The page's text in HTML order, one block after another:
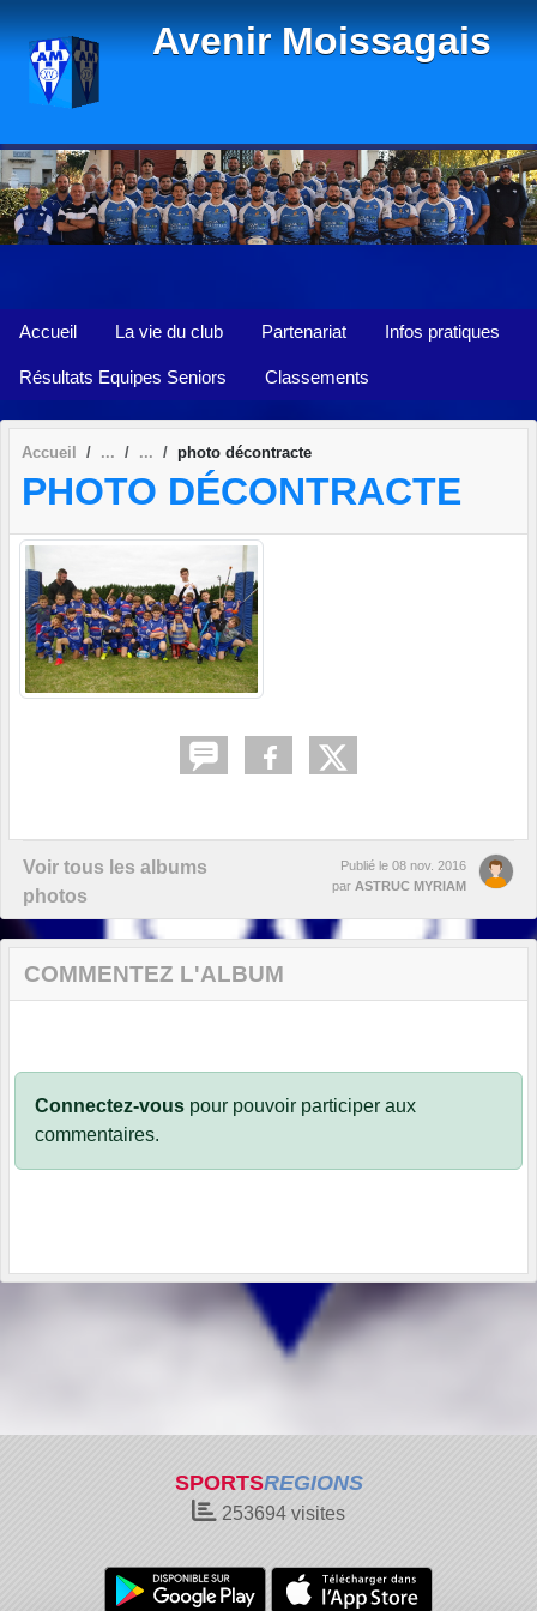
Avenir Moissagais
Accueil La vie du club Partenariat Infos pratiques
Résultats Equipes Seniors Classements
Accueil photo décontracte
PHOTO DÉCONTRACTE
Voir tous les albums
photos
Publié le 08 nov. 2016
par ASTRUC MYRIAM
COMMENTEZ L'ALBUM
Connectez-vous pour pouvoir participer aux
commentaires.
SPORTSREGIONS
253694 visites